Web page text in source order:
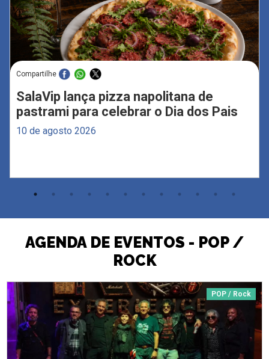
Compartilhe
SalaVip lança pizza napolitana de
pastrami para celebrar o Dia dos Pais
10 de agosto 2026
AGENDA DE EVENTOS - POP /
ROCK
POP / Rock